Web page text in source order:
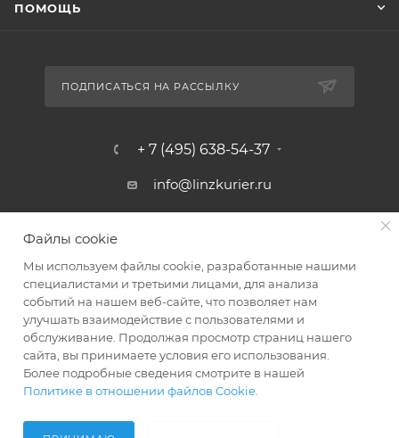
ПОМОЩЬ
ПОДПИСАТЬСЯ НА РАССЫЛКУ
+ 7 (495) 638-54-37
info@linzkurier.ru
2008 - 2026 © Интернет магазин Линз Курьер
Файлы cookie
Мы используем файлы cookie, разработанные нашими
специалистами и третьими лицами, для анализа
событий на нашем веб-сайте, что позволяет нам
улучшать взаимодействие с пользователями и
обслуживание. Продолжая просмотр страниц нашего
сайта, вы принимаете условия его использования.
Более подробные сведения смотрите в нашей
Политике в отношении файлов Cookie